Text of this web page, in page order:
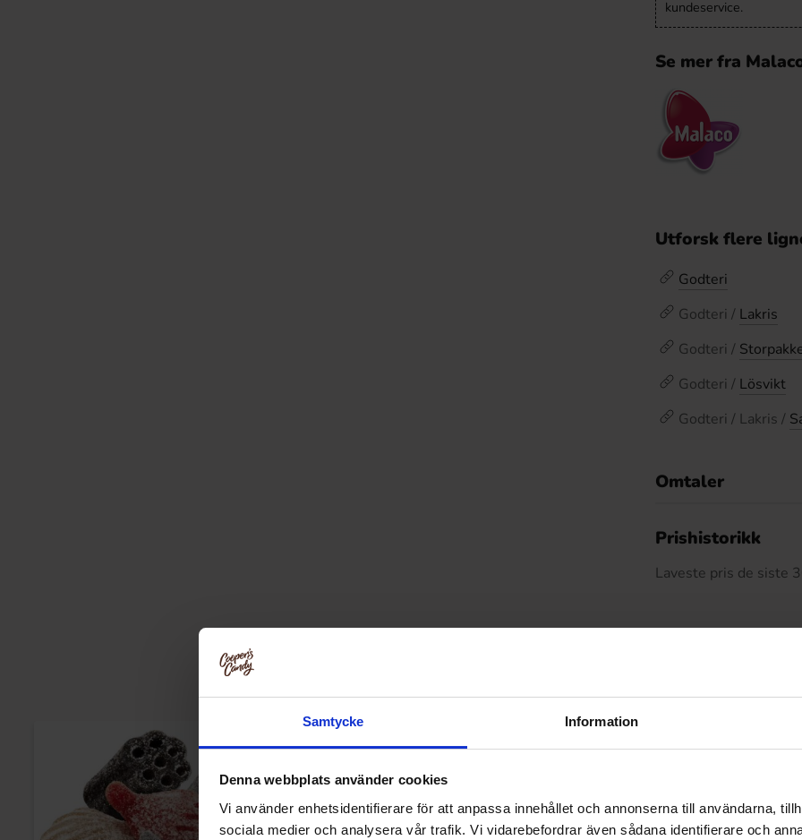
Samtycke Information
Denna webbplats använder cookies
Vi använder enhetsidentifierare för att anpassa innehållet och annonserna till användarna,
sociala medier och analysera vår trafik. Vi vidarebefordrar även sådana identifierare och
kundeservice.
Se mer fra
Utforsk flere
Godteri
Godteri / Lakris
Godteri /
Godteri / Lösvikt
Godteri / Lakris /
Omtaler
Prishistorikk
Laveste pris de siste
-15%